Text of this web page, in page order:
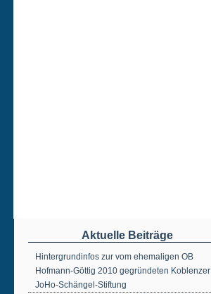
Aktuelle Beiträge
Hintergrundinfos zur vom ehemaligen OB
Hofmann-Göttig 2010 gegründeten Koblenzer
JoHo-Schängel-Stiftung